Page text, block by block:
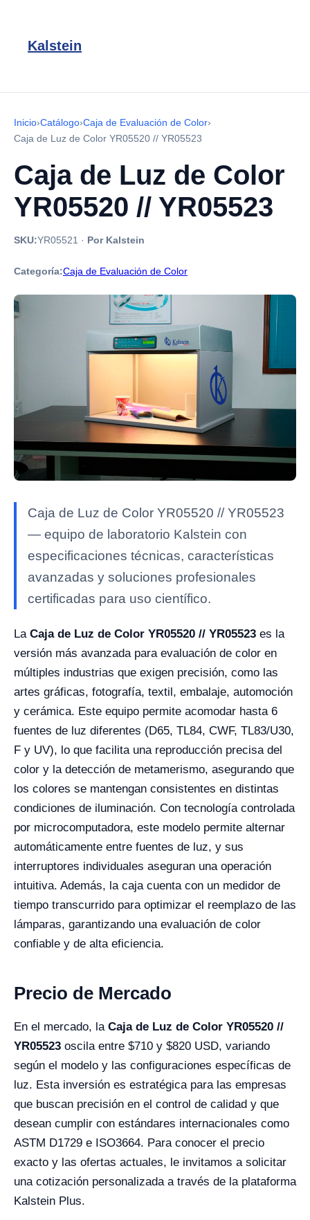
Kalstein
Inicio›Catálogo›Caja de Evaluación de Color›
Caja de Luz de Color YR05520 // YR05523
Caja de Luz de Color
YR05520 // YR05523
SKU:YR05521 · Por Kalstein
Categoría:Caja de Evaluación de Color
Caja de Luz de Color YR05520 // YR05523
— equipo de laboratorio Kalstein con
especificaciones técnicas, características
avanzadas y soluciones profesionales
certificadas para uso científico.
La Caja de Luz de Color YR05520 // YR05523 es la
versión más avanzada para evaluación de color en
múltiples industrias que exigen precisión, como las
artes gráficas, fotografía, textil, embalaje, automoción
y cerámica. Este equipo permite acomodar hasta 6
fuentes de luz diferentes (D65, TL84, CWF, TL83/U30,
F y UV), lo que facilita una reproducción precisa del
color y la detección de metamerismo, asegurando que
los colores se mantengan consistentes en distintas
condiciones de iluminación. Con tecnología controlada
por microcomputadora, este modelo permite alternar
automáticamente entre fuentes de luz, y sus
interruptores individuales aseguran una operación
intuitiva. Además, la caja cuenta con un medidor de
tiempo transcurrido para optimizar el reemplazo de las
lámparas, garantizando una evaluación de color
confiable y de alta eficiencia.
Precio de Mercado
En el mercado, la Caja de Luz de Color YR05520 //
YR05523 oscila entre $710 y $820 USD, variando
según el modelo y las configuraciones específicas de
luz. Esta inversión es estratégica para las empresas
que buscan precisión en el control de calidad y que
desean cumplir con estándares internacionales como
ASTM D1729 e ISO3664. Para conocer el precio
exacto y las ofertas actuales, le invitamos a solicitar
una cotización personalizada a través de la plataforma
Kalstein Plus.